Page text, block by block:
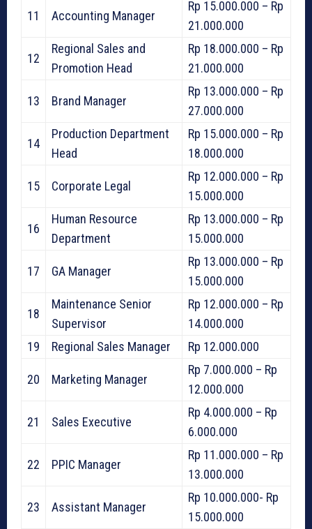
11 Accounting Manager
Rp 15.000.000 – Rp
21.000.000
12
Regional Sales and
Promotion Head
Rp 18.000.000 – Rp
21.000.000
13 Brand Manager
Rp 13.000.000 – Rp
27.000.000
14
Production Department
Head
Rp 15.000.000 – Rp
18.000.000
15 Corporate Legal
Rp 12.000.000 – Rp
15.000.000
16
Human Resource
Department
Rp 13.000.000 – Rp
15.000.000
17 GA Manager
Rp 13.000.000 – Rp
15.000.000
18
Maintenance Senior
Supervisor
Rp 12.000.000 – Rp
14.000.000
19
Regional Sales Manager Rp 12.000.000
20 Marketing Manager
Rp 7.000.000 – Rp
12.000.000
21 Sales Executive
Rp 4.000.000 – Rp
6.000.000
22 PPIC Manager
Rp 11.000.000 – Rp
13.000.000
23 Assistant Manager
Rp 10.000.000- Rp
15.000.000